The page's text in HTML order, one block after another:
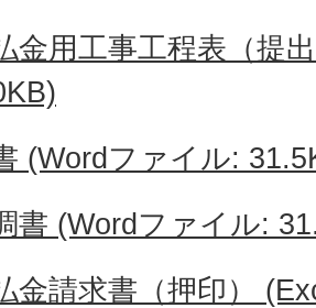
金用工事工程表（提
(Wordファイル:
書 (Wordファイル:
金請求書（押印）